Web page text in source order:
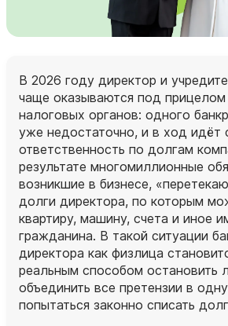
В 2026 году директор и
чаще оказываются под прицелом
налоговых органов: одного
уже недостаточно, и в ход идёт
ответственность по долгам
результате многомиллионные
возникшие в бизнесе,
долги директора, по которым
квартиру, машину, счета и иное
гражданина. В такой ситуации
директора как физлица
реальным способом остановить
объединить все претензии в
попытаться законно списать